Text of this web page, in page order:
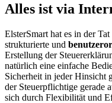
Alles ist via
ElsterSmart hat es in der
strukturierte und
Erstellung der
natürlich eine einfache
Sicherheit in jeder Hinsicht
der Steuerpflichtige gerade
sich durch Flexibilität und